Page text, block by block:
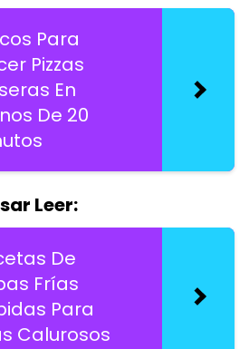
Para
Pizzas
En
De 20
Leer:
De
Frías
Para
Calurosos